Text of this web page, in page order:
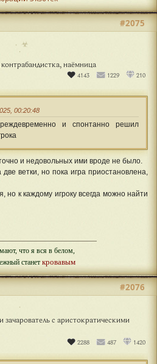
☣
наёмница
4143 1229 210
#2075
00:20:48
и спонтанно решил
и недовольных ими вроде не было.
ветки, но пока игра приостановлена,
но к каждому игроку всегда можно найти
что я вся в белом,
станет кровавым
зачарователь с аристократическими
2288 487 1420
#2076